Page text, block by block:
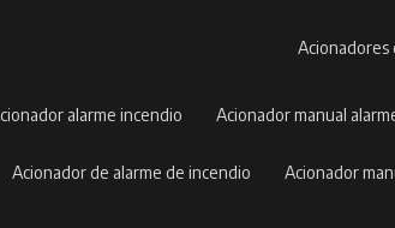
acionador alarme incendio acionador manual
acionador de alarme de incendio acionador